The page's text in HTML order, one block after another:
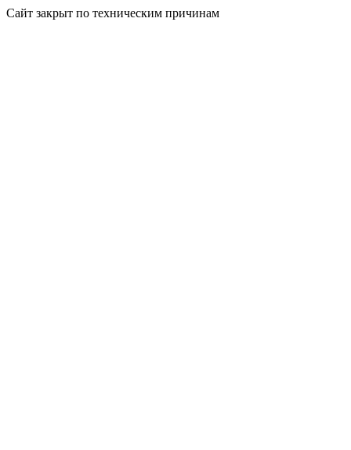
Сайт закрыт по техническим причинам